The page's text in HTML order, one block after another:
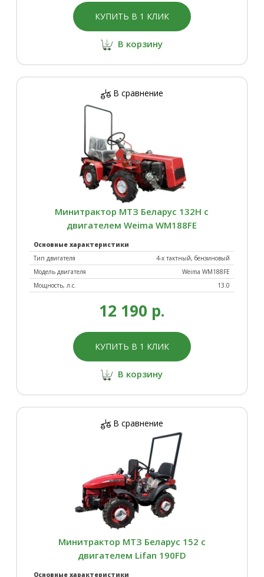
КУПИТЬ В 1 КЛИК
В корзину
В сравнение
Минитрактор МТЗ Беларус 132Н с
двигателем Weima WM188FE
Основные характеристики
Тип двигателя
4-х тактный, бензиновый
Модель двигателя
Weima WM188FE
Мощность, л.с.
13.0
12 190 р.
КУПИТЬ В 1 КЛИК
В корзину
В сравнение
Минитрактор МТЗ Беларус 152 с
двигателем Lifan 190FD
Основные характеристики